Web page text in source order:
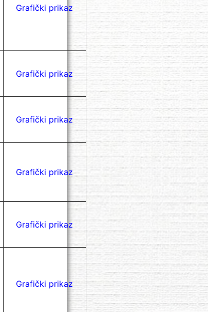
Grafički prikaz
Grafički prikaz
Grafički prikaz
Grafički prikaz
Grafički prikaz
Grafički prikaz